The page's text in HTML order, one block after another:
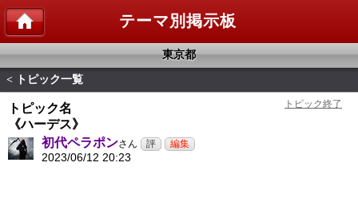
テーマ別掲示板
東京都
< トピック一覧
トピック名
《ハーデス》
初代ペラポンさん
2023/06/12 20:23